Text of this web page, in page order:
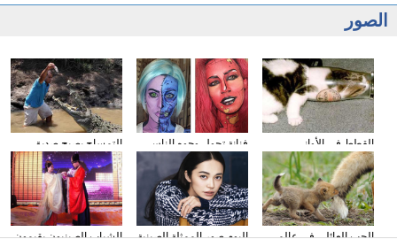
الصور
التمساح يصبح صديق
الناس في كوستا ريكا
فنانة تحول وجوه الناس
إلى الشخصيات الكرتونية
باستخدام الماكياج
القطط في الأواني
الزجاجية
الشباب الصينيون يقيمون
البوم صور الممثلة الصينية
الحب العائلي في عالم